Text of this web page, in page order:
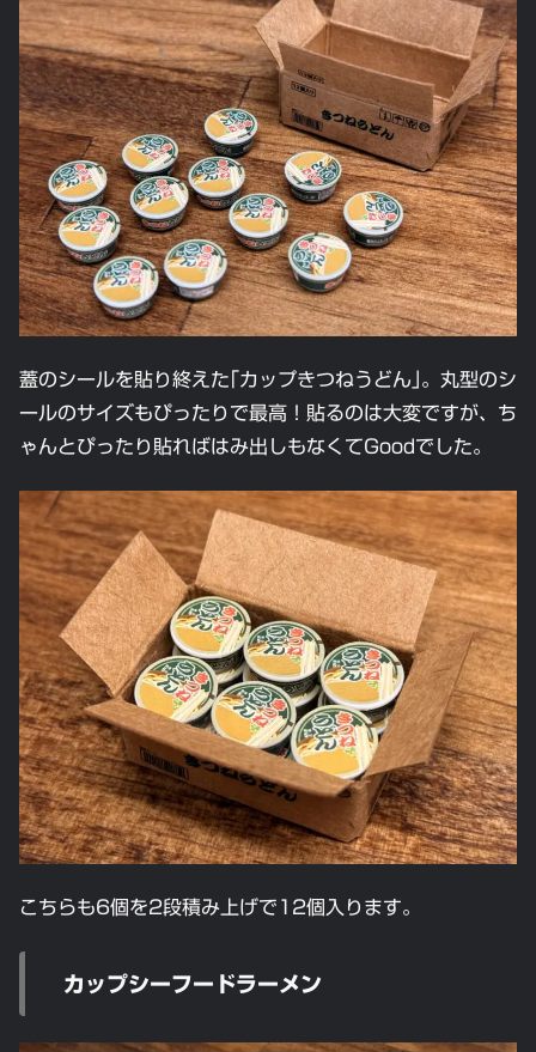
蓋のシールを貼り終えた｢カップきつねうどん｣。丸型のシ
ールのサイズもぴったりで最高！貼るのは大変ですが、ち
ゃんとぴったり貼ればはみ出しもなくてGoodでした。
こちらも6個を2段積み上げで12個入ります。
カップシーフードラーメン